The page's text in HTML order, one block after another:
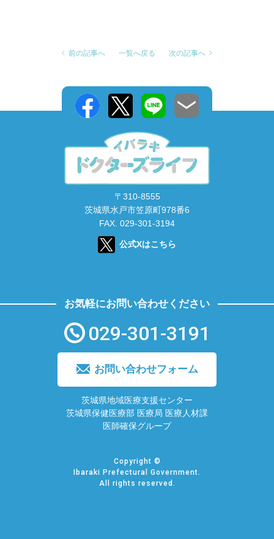
前の記事へ 一覧へ戻る 次の記事へ
〒310-8555
茨城県水戸市笠原町978番6
FAX. 029-301-3194
公式Xはこちら
お気軽にお問い合わせください
029-301-3191
お問い合わせフォーム
茨城県地域医療支援センター
茨城県保健医療部 医療局 医療人材課
医師確保グループ
Copyright ©
Ibaraki Prefectural Government.
All rights reserved.